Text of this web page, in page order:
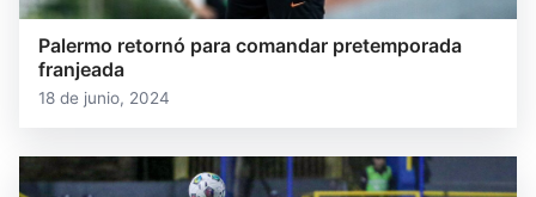
Palermo retornó para comandar pretemporada
franjeada
18 de junio, 2024